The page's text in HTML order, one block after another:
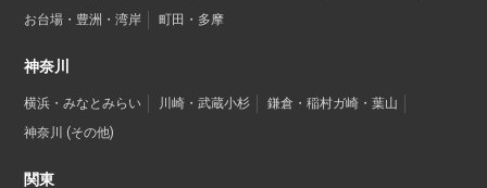
お台場・豊洲・湾岸
町田・多摩
神奈川
横浜・みなとみらい 川崎・武蔵小杉
鎌倉・稲村ガ崎・葉山
神奈川 (その他)
関東